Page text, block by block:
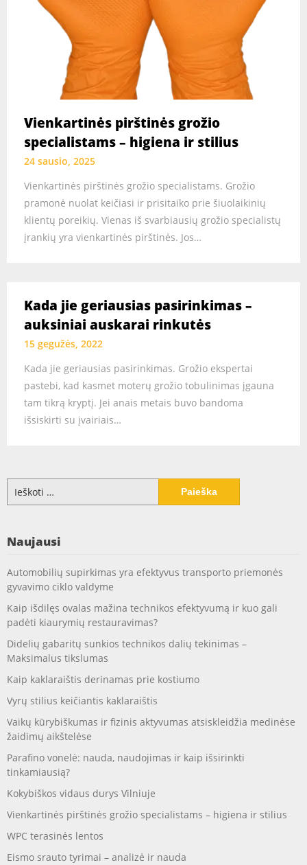
Vienkartinės pirštinės grožio
specialistams – higiena ir stilius
24 sausio, 2025
Vienkartinės pirštinės grožio specialistams. Grožio
pramonė nuolat keičiasi ir prisitaiko prie šiuolaikinių
klientų poreikių. Vienas iš svarbiausių grožio specialistų
įrankių yra vienkartinės pirštinės. Jos…
Kada jie geriausias pasirinkimas –
auksiniai auskarai rinkutės
15 gegužės, 2022
Kada jie geriausias pasirinkimas. Grožio ekspertai
pastebi, kad kasmet moterų grožio tobulinimas įgauna
tam tikrą kryptį. Jei anais metais buvo bandoma
išsiskirti su įvairiais…
Ieškoti:
Naujausi
Automobilių supirkimas yra efektyvus transporto priemonės
gyvavimo ciklo valdyme
Kaip išdilęs ovalas mažina technikos efektyvumą ir kuo gali
padėti kiaurymių restauravimas?
Didelių gabaritų sunkios technikos dalių tekinimas –
Maksimalus tikslumas
Kaip kaklaraištis derinamas prie kostiumo
Vyrų stilius keičiantis kaklaraištis
Vaikų kūrybiškumas ir fizinis aktyvumas atsiskleidžia medinėse
žaidimų aikštelėse
Parafino vonelė: nauda, naudojimas ir kaip išsirinkti
tinkamiausią?
Kokybiškos vidaus durys Vilniuje
Vienkartinės pirštinės grožio specialistams – higiena ir stilius
WPC terasinės lentos
Eismo srauto tyrimai – analizė ir nauda